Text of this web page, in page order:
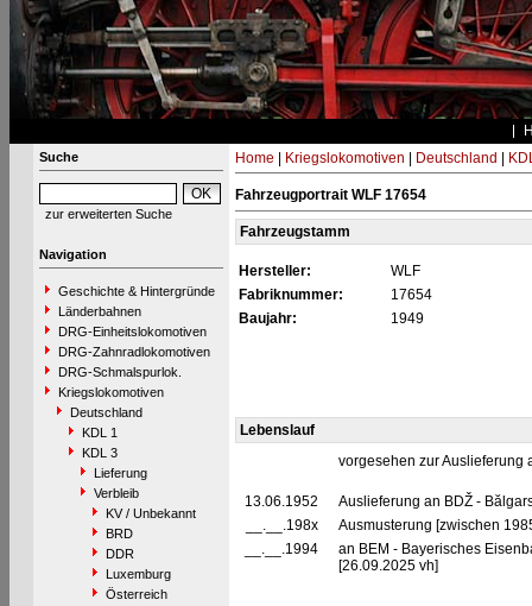
Suche
zur erweiterten Suche
Navigation
Geschichte & Hintergründe
Länderbahnen
DRG-Einheitslokomotiven
DRG-Zahnradlokomotiven
DRG-Schmalspurlok.
Kriegslokomotiven
Deutschland
KDL 1
KDL 3
Lieferung
Verbleib
KV / Unbekannt
BRD
DDR
Luxemburg
Österreich
Home Kriegslokomotiven Deutschland
Fahrzeugportrait WLF 17654
Fahrzeugstamm
Hersteller:
WLF
Fabriknummer:
17654
Baujahr:
1949
Lebenslauf
vorgesehen zur
13.06.1952
Auslieferung an BDŽ -
__.__.198x
Ausmusterung [zwischen
__.__.1994
an BEM - Bayerisches
[26.09.2025 vh]